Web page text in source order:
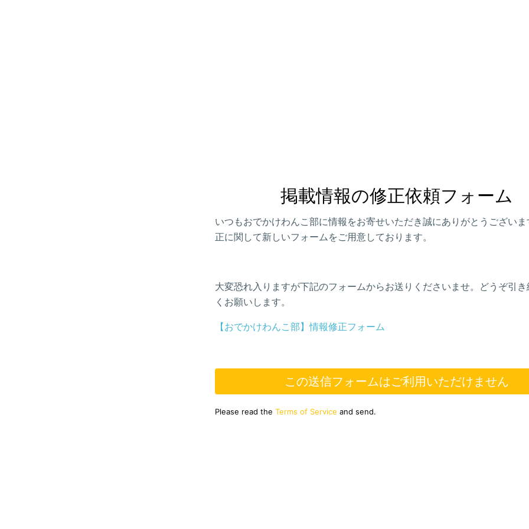
掲載情報の修正依頼フォーム
いつもおでかけわんこ部に情報をお寄せいただき誠にありがとうござい
正に関して新しいフォームをご用意しております。
大変恐れ入りますが下記のフォームからお送りくださいませ。どうぞ引き
くお願いします。
【おでかけわんこ部】情報修正フォーム
この送信フォームはご利用いただけません
Please read the Terms of Service and send.